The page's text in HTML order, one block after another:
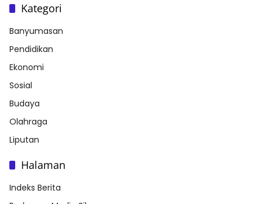
Kategori
Banyumasan
Pendidikan
Ekonomi
Sosial
Budaya
Olahraga
Liputan
Halaman
Indeks Berita